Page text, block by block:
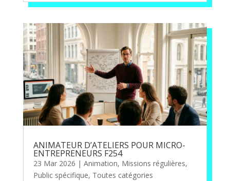
ANIMATEUR D’ATELIERS POUR MICRO-
ENTREPRENEURS F254
23 Mar 2026 | Animation, Missions régulières,
Public spécifique, Toutes catégories